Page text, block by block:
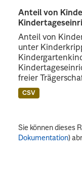
Anteil von
Anteil von
unter
freier
CSV
Sie können dieses
Dokumentation)